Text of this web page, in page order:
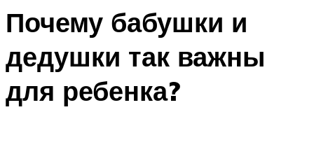
Почему бабушки и
дедушки так важны
для ребенка?